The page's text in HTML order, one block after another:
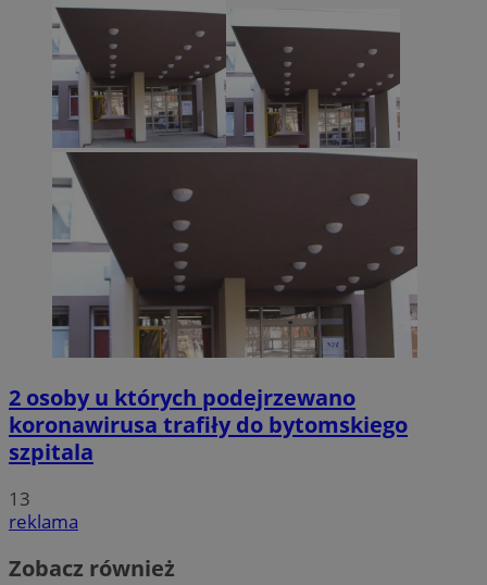
2 osoby u których podejrzewano
koronawirusa trafiły do bytomskiego
szpitala
13
reklama
Zobacz również